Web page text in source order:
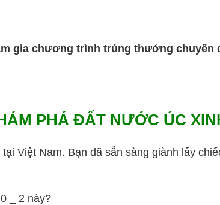
gia chương trình trúng thưởng chuyến
PHÁ ĐẤT NƯỚC ÚC
Việt Nam. Bạn đã sẵn sàng giành lấy
_ 2 này?